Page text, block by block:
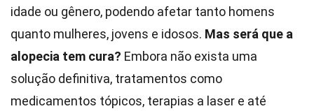
idade ou gênero, podendo afetar tanto homens
quanto mulheres, jovens e idosos. Mas será que a
alopecia tem cura? Embora não exista uma
solução definitiva, tratamentos como
medicamentos tópicos, terapias a laser e até